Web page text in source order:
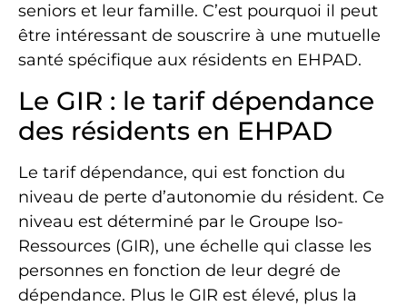
seniors et leur famille. C’est pourquoi il peut
être intéressant de souscrire à une mutuelle
santé spécifique aux résidents en EHPAD.
Le GIR : le tarif dépendance
des résidents en EHPAD
Le tarif dépendance, qui est fonction du
niveau de perte d’autonomie du résident. Ce
niveau est déterminé par le Groupe Iso-
Ressources (GIR), une échelle qui classe les
personnes en fonction de leur degré de
dépendance. Plus le GIR est élevé, plus la